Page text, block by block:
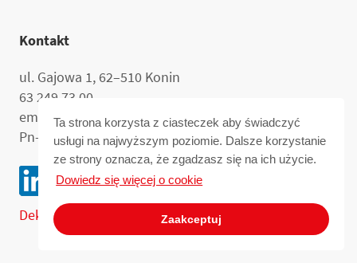
Ta strona korzysta z ciasteczek aby świadczyć
usługi na najwyższym poziomie. Dalsze korzystanie
ze strony oznacza, że zgadzasz się na ich użycie.
Dowiedz się więcej o cookie
Zaakceptuj
Kontakt
ul. Gajowa 1, 62–510 Konin
63 249 73 00
email:sekretariat@mpec.konin.pl
Pn–Pt: 7:00–15:00.
Deklaracja dostępności